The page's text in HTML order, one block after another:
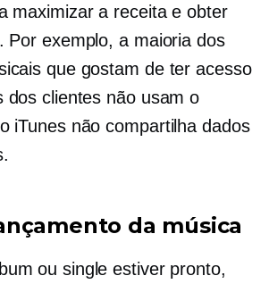
maximizar a receita e obter
Por exemplo, a maioria dos
que gostam de ter acesso
dos clientes não usam o
iTunes não compartilha dados
da música
ou single estiver pronto,